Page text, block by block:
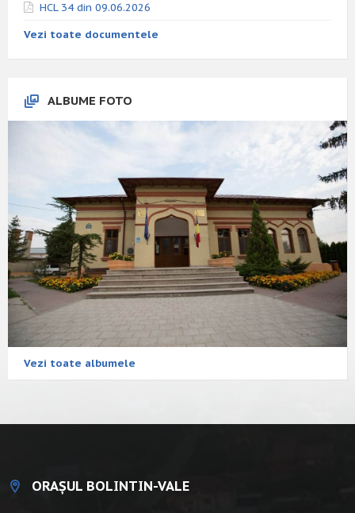
HCL 34 din 09.06.2026
Vezi toate documentele
ALBUME FOTO
Vezi toate albumele
ORAȘUL BOLINTIN-VALE